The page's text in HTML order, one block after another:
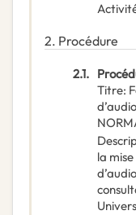
2. Procédure
2.1.
Titre:
la